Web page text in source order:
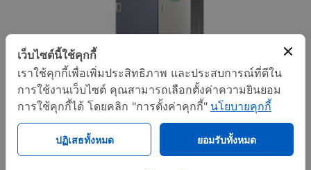
เว็บไซต์นี้ใช้คุกกี้
เราใช้คุกกี้เพื่อเพิ่มประสิทธิภาพ และประสบการณ์ที่ดีใน
การใช้งานเว็บไซต์ คุณสามารถเลือกตั้งค่าความยินยอม
การใช้คุกกี้ได้ โดยคลิก "การตั้งค่าคุกกี้" นโยบายคุกกี้
ปฏิเสธทั้งหมด ยอมรับทั้งหมด